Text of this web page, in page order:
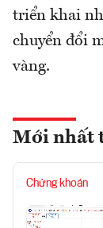
triển khai
chuyển đổi
vàng.
Mới nhất
Chứng khoán